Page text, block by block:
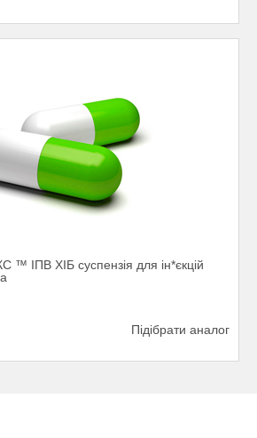
ІПВ ХІБ суспензія для ін*єкцій
Підібрати аналог